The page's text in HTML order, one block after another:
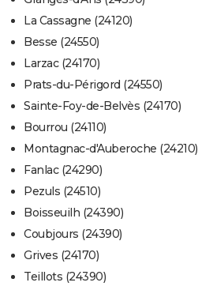
La Cassagne (24120)
Besse (24550)
Larzac (24170)
Prats-du-Périgord (24550)
Sainte-Foy-de-Belvès (24170)
Bourrou (24110)
Montagnac-d'Auberoche (24210)
Fanlac (24290)
Pezuls (24510)
Boisseuilh (24390)
Coubjours (24390)
Grives (24170)
Teillots (24390)